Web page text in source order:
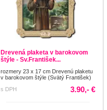
Drevená plaketa v barokovom
štýle - Sv.František...
rozmery 23 x 17 cm Drevenú plaketu
v barokovom štýle (Svätý František)
s DPH
3.90,- €